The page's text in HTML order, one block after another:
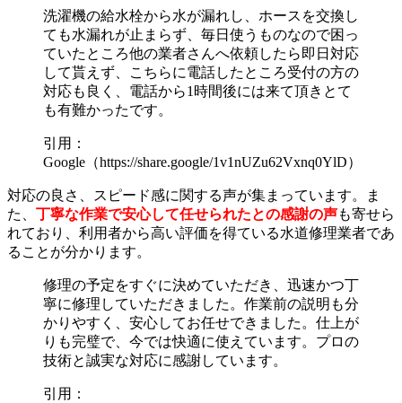
洗濯機の給水栓から水が漏れし、ホースを交換し
ても水漏れが止まらず、毎日使うものなので困っ
ていたところ他の業者さんへ依頼したら即日対応
して貰えず、こちらに電話したところ受付の方の
対応も良く、電話から1時間後には来て頂きとて
も有難かったです。
引用：
Google（https://share.google/1v1nUZu62Vxnq0YlD）
対応の良さ、スピード感に関する声が集まっています。ま
た、 丁寧な作業で安心して任せられたとの感謝の声も寄せら
れており、利用者から高い評価を得ている水道修理業者であ
ることが分かります。
修理の予定をすぐに決めていただき、迅速かつ丁
寧に修理していただきました。作業前の説明も分
かりやすく、安心してお任せできました。仕上が
りも完璧で、今では快適に使えています。プロの
技術と誠実な対応に感謝しています。
引用：